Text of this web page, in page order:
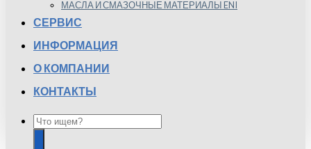
МАСЛА И СМАЗОЧНЫЕ МАТЕРИАЛЫ ENI
СЕРВИС
ИНФОРМАЦИЯ
О КОМПАНИИ
КОНТАКТЫ